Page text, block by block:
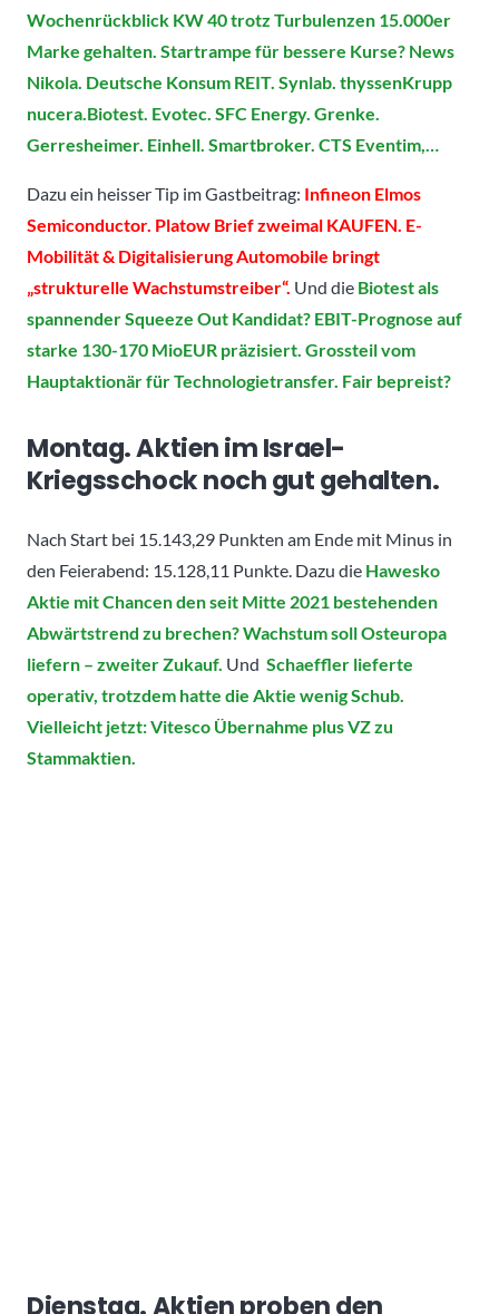
Wochenrückblick KW 40 trotz Turbulenzen 15.000er
Marke gehalten. Startrampe für bessere Kurse? News
Nikola. Deutsche Konsum REIT. Synlab. thyssenKrupp
nucera.Biotest. Evotec. SFC Energy. Grenke.
Gerresheimer. Einhell. Smartbroker. CTS Eventim,…
Dazu ein heisser Tip im Gastbeitrag: Infineon Elmos
Semiconductor. Platow Brief zweimal KAUFEN. E-
Mobilität & Digitalisierung Automobile bringt
„strukturelle Wachstumstreiber“. Und die Biotest als
spannender Squeeze Out Kandidat? EBIT-Prognose auf
starke 130-170 MioEUR präzisiert. Grossteil vom
Hauptaktionär für Technologietransfer. Fair bepreist?
Montag. Aktien im Israel-
Kriegsschock noch gut gehalten.
Nach Start bei 15.143,29 Punkten am Ende mit Minus in
den Feierabend: 15.128,11 Punkte. Dazu die Hawesko
Aktie mit Chancen den seit Mitte 2021 bestehenden
Abwärtstrend zu brechen? Wachstum soll Osteuropa
liefern – zweiter Zukauf. Und Schaeffler lieferte
operativ, trotzdem hatte die Aktie wenig Schub.
Vielleicht jetzt: Vitesco Übernahme plus VZ zu
Stammaktien.
Dienstag. Aktien proben den